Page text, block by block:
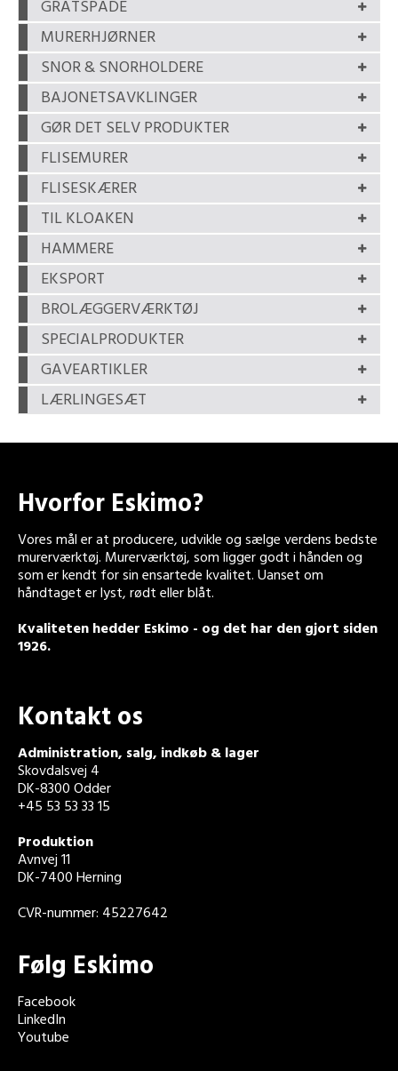
GRATSPADE
MURERHJØRNER
SNOR & SNORHOLDERE
BAJONETSAVKLINGER
GØR DET SELV PRODUKTER
FLISEMURER
FLISESKÆRER
TIL KLOAKEN
HAMMERE
EKSPORT
BROLÆGGERVÆRKTØJ
SPECIALPRODUKTER
GAVEARTIKLER
LÆRLINGESÆT
Hvorfor Eskimo?
Vores mål er at producere, udvikle og sælge verdens bedste
murerværktøj. Murerværktøj, som ligger godt i hånden og
som er kendt for sin ensartede kvalitet. Uanset om
håndtaget er lyst, rødt eller blåt.
Kvaliteten hedder Eskimo - og det har den gjort siden
1926.
Kontakt os
Administration, salg, indkøb & lager
Skovdalsvej 4
DK-8300 Odder
+45 53 53 33 15
Produktion
Avnvej 11
DK-7400 Herning
CVR-nummer: 45227642
Følg Eskimo
Facebook
LinkedIn
Youtube